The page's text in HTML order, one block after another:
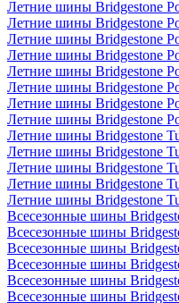
Летние шины Bridgestone
Летние шины Bridgestone
Летние шины Bridgestone
Летние шины Bridgestone
Летние шины Bridgestone
Летние шины Bridgestone
Летние шины Bridgestone
Летние шины Bridgestone
Летние шины Bridgestone
Летние шины Bridgestone
Летние шины Bridgestone
Летние шины Bridgestone
Летние шины Bridgestone
Всесезонные шины
Всесезонные шины
Всесезонные шины
Всесезонные шины
Всесезонные шины
Всесезонные шины